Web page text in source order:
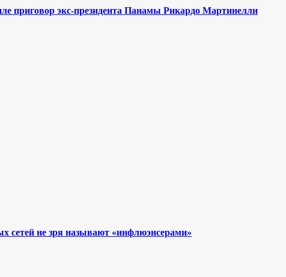
приговор экс-президента Панамы Рикардо Мартинелли
сетей не зря называют «инфлюэнсерами»